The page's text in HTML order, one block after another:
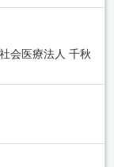
会医療法人 千秋